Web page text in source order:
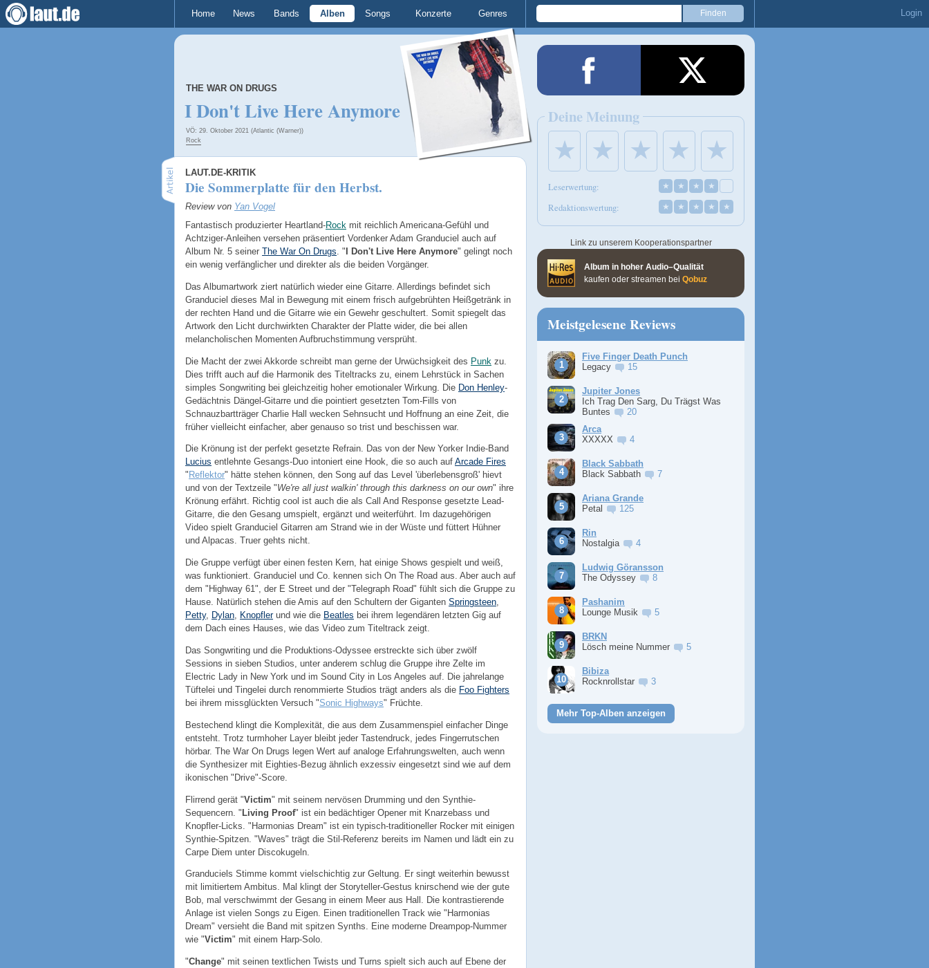
Home News Bands Alben Songs Konzerte Genres Login
THE WAR ON DRUGS
I Don't Live Here Anymore
VÖ: 29. Oktober 2021 (Atlantic (Warner))
Rock
LAUT.DE-KRITIK
Die Sommerplatte für den Herbst.
Review von Yan Vogel
Fantastisch produzierter Heartland-Rock mit reichlich Americana-Gefühl und
Achtziger-Anleihen versehen präsentiert Vordenker Adam Granduciel auch auf
Album Nr. 5 seiner The War On Drugs. " I Don't Live Here Anymore" gelingt noch
ein wenig verfänglicher und direkter als die beiden Vorgänger.
Das Albumartwork ziert natürlich wieder eine Gitarre. Allerdings befindet sich
Granduciel dieses Mal in Bewegung mit einem frisch aufgebrühten Heißgetränk in
der rechten Hand und die Gitarre wie ein Gewehr geschultert. Somit spiegelt das
Artwork den Licht durchwirkten Charakter der Platte wider, die bei allen
melancholischen Momenten Aufbruchstimmung versprüht.
Die Macht der zwei Akkorde schreibt man gerne der Urwüchsigkeit des Punk zu.
Dies trifft auch auf die Harmonik des Titeltracks zu, einem Lehrstück in Sachen
simples Songwriting bei gleichzeitig hoher emotionaler Wirkung. Die Don Henley-
Gedächtnis Dängel-Gitarre und die pointiert gesetzten Tom-Fills von
Schnauzbartträger Charlie Hall wecken Sehnsucht und Hoffnung an eine Zeit, die
früher vielleicht einfacher, aber genauso so trist und beschissen war.
Die Krönung ist der perfekt gesetzte Refrain. Das von der New Yorker Indie-Band
Lucius entlehnte Gesangs-Duo intoniert eine Hook, die so auch auf Arcade Fires
" Reflektor" hätte stehen können, den Song auf das Level 'überlebensgroß' hievt
und von der Textzeile "We're all just walkin' through this darkness on our own" ihre
Krönung erfährt. Richtig cool ist auch die als Call And Response gesetzte Lead-
Gitarre, die den Gesang umspielt, ergänzt und weiterführt. Im dazugehörigen
Video spielt Granduciel Gitarren am Strand wie in der Wüste und füttert Hühner
und Alpacas. Truer gehts nicht.
Die Gruppe verfügt über einen festen Kern, hat einige Shows gespielt und weiß,
was funktioniert. Granduciel und Co. kennen sich On The Road aus. Aber auch auf
dem "Highway 61", der E Street und der "Telegraph Road" fühlt sich die Gruppe zu
Hause. Natürlich stehen die Amis auf den Schultern der Giganten Springsteen,
Petty, Dylan, Knopflerund wie die Beatles bei ihrem legendären letzten Gig auf
dem Dach eines Hauses, wie das Video zum Titeltrack zeigt.
Das Songwriting und die Produktions-Odyssee erstreckte sich über zwölf
Sessions in sieben Studios, unter anderem schlug die Gruppe ihre Zelte im
Electric Lady in New York und im Sound City in Los Angeles auf. Die jahrelange
Tüftelei und Tingelei durch renommierte Studios trägt anders als die Foo Fighters
bei ihrem missglückten Versuch "Sonic Highways" Früchte.
Bestechend klingt die Komplexität, die aus dem Zusammenspiel einfacher Dinge
entsteht. Trotz turmhoher Layer bleibt jeder Tastendruck, jedes Fingerrutschen
hörbar. The War On Drugs legen Wert auf analoge Erfahrungswelten, auch wenn
die Synthesizer mit Eighties-Bezug ähnlich exzessiv eingesetzt sind wie auf dem
ikonischen "Drive"-Score.
Flirrend gerät "Victim" mit seinem nervösen Drumming und den Synthie-
Sequencern. "Living Proof" ist ein bedächtiger Opener mit Knarzebass und
Knopfler-Licks. "Harmonias Dream" ist ein typisch-traditioneller Rocker mit einigen
Synthie-Spitzen. "Waves" trägt die Stil-Referenz bereits im Namen und lädt ein zu
Carpe Diem unter Discokugeln.
Granduciels Stimme kommt vielschichtig zur Geltung. Er singt weiterhin bewusst
mit limitiertem Ambitus. Mal klingt der Storyteller-Gestus knirschend wie der gute
Bob, mal verschwimmt der Gesang in einem Meer aus Hall. Die kontrastierende
Anlage ist vielen Songs zu Eigen. Einen traditionellen Track wie "Harmonias
Dream" versieht die Band mit spitzen Synths. Eine moderne Dreampop-Nummer
wie "Victim" mit einem Harp-Solo.
"Change" mit seinen textlichen Twists und Turns spielt sich auch auf Ebene der
Deine Meinung
★ ★ ★ ★ ★
Leserwertung: ★ ★ ★ ★
Redaktionswertung: ★ ★ ★ ★ ★
Link zu unserem Kooperationspartner
Album in hoher Audio–Qualität
kaufen oder streamen bei Qobuz
Meistgelesene Reviews
Five Finger Death Punch
Legacy
15
Jupiter Jones
Ich Trag Den Sarg, Du Trägst Was
Buntes
20
Arca
XXXXX
4
Black Sabbath
Black Sabbath
7
Ariana Grande
Petal
125
Rin
Nostalgia
4
Ludwig Göransson
The Odyssey
8
Pashanim
Lounge Musik
5
BRKN
Lösch meine Nummer
5
Bibiza
Rocknrollstar
3
Mehr Top-Alben anzeigen